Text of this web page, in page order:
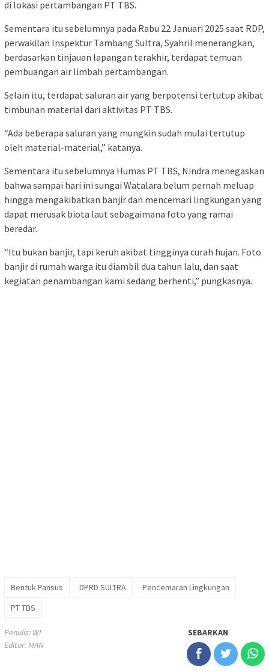
di lokasi pertambangan PT TBS.
Sementara itu sebelumnya pada Rabu 22 Januari 2025 saat RDP,
perwakilan Inspektur Tambang Sultra, Syahril menerangkan,
berdasarkan tinjauan lapangan terakhir, terdapat temuan
pembuangan air limbah pertambangan.
Selain itu, terdapat saluran air yang berpotensi tertutup akibat
timbunan material dari aktivitas PT TBS.
“Ada beberapa saluran yang mungkin sudah mulai tertutup
oleh material-material,” katanya.
Sementara itu sebelumnya Humas PT TBS, Nindra menegaskan
bahwa sampai hari ini sungai Watalara belum pernah meluap
hingga mengakibatkan banjir dan mencemari lingkungan yang
dapat merusak biota laut sebagaimana foto yang ramai
beredar.
“Itu bukan banjir, tapi keruh akibat tingginya curah hujan. Foto
banjir di rumah warga itu diambil dua tahun lalu, dan saat
kegiatan penambangan kami sedang berhenti,” pungkasnya.
Bentuk Pansus DPRD SULTRA
Pencemaran Lingkungan
PT TBS
Penulis: WI
Editor: MAN
SEBARKAN